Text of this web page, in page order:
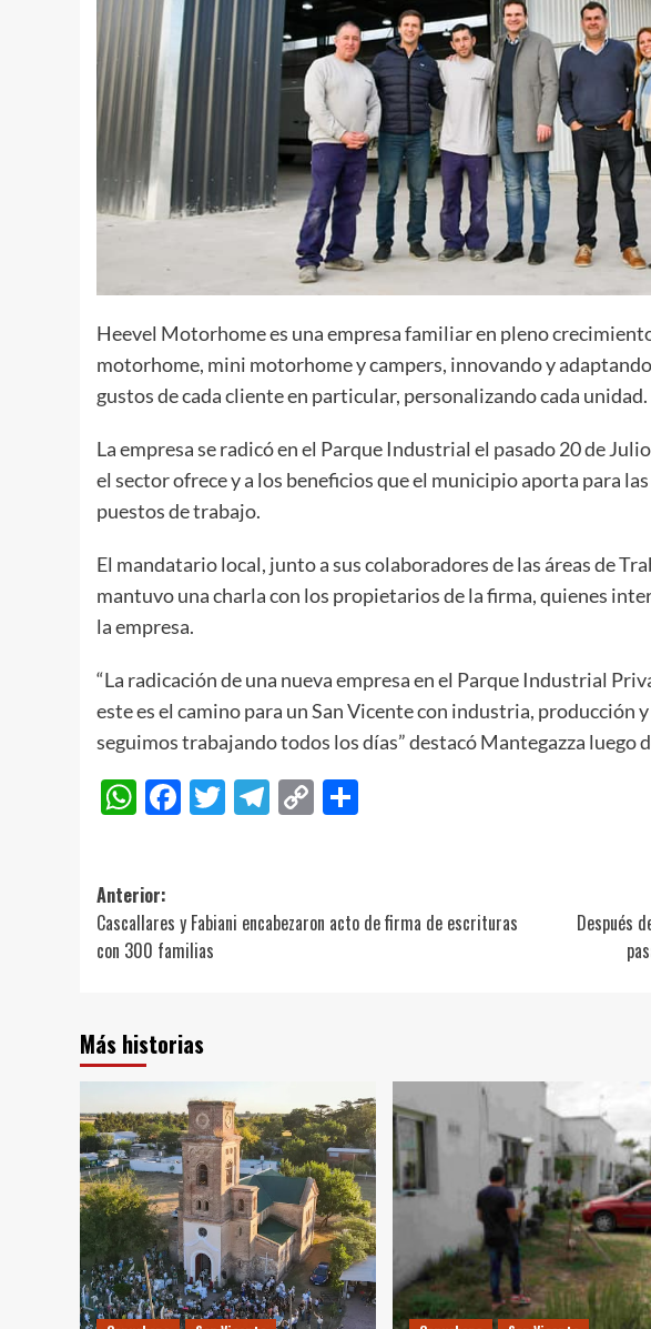
Heevel Motorhome es una empresa familiar en pleno
motorhome, mini motorhome y campers, innovando y
gustos de cada cliente en particular, personalizando cada unidad.
La empresa se radicó en el Parque Industrial el pasado 20 de
el sector ofrece y a los beneficios que el municipio aporta para
puestos de trabajo.
El mandatario local, junto a sus colaboradores de las áreas de
mantuvo una charla con los propietarios de la firma, quienes
la empresa.
“La radicación de una nueva empresa en el Parque Industrial
este es el camino para un San Vicente con industria, producción
seguimos trabajando todos los días” destacó Mantegazza luego
WhatsApp
Facebook
Twitter
Telegram
Copy
Navegación
de
entradas
Anterior:
Cascallares y Fabiani encabezaron acto de firma de escrituras
con 300 familias
Después
Más historias